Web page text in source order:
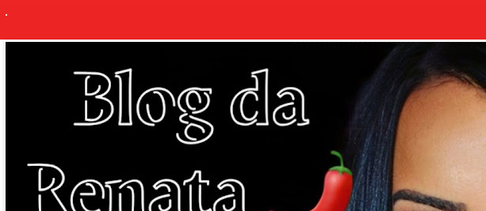
.